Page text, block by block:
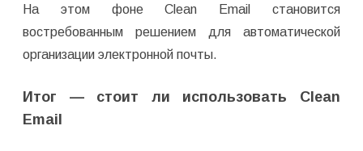
На этом фоне Clean Email становится
востребованным решением для автоматической
организации электронной почты.
Итог — стоит ли использовать Clean
Email